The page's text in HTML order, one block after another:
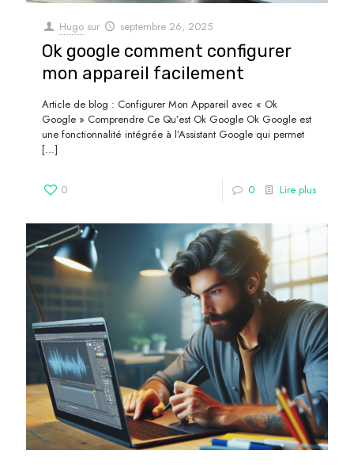
Hugo sur septembre 26, 2025
Ok google comment configurer
mon appareil facilement
Article de blog : Configurer Mon Appareil avec « Ok
Google » Comprendre Ce Qu’est Ok Google Ok Google est
une fonctionnalité intégrée à l’Assistant Google qui permet
[…]
0 0 Lire plus